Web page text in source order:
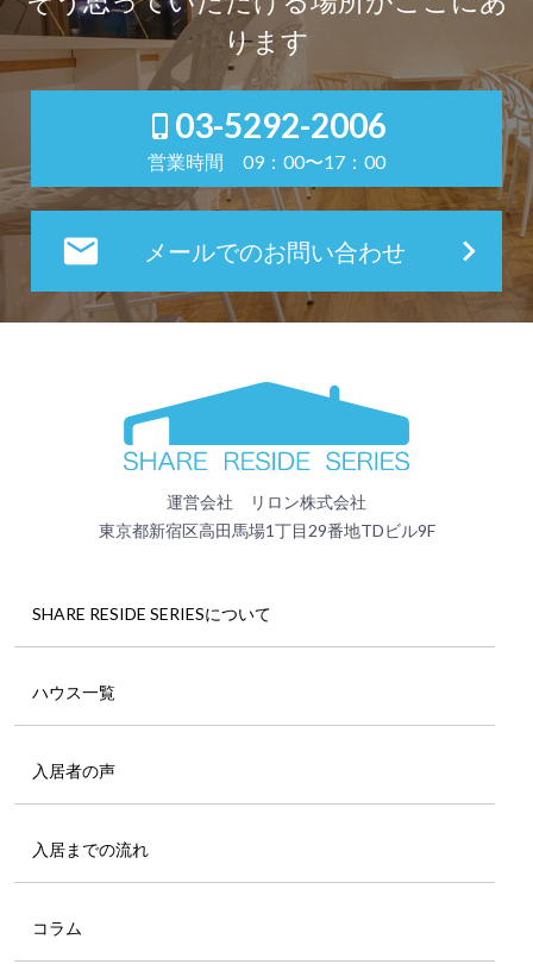
ります
phone_iphone 03-5292-2006
営業時間 09：00〜17：00
local_post_office メールでのお問い合わせ keyboard_arrow_right
運営会社 リロン株式会社
東京都新宿区高田馬場1丁目29番地TDビル9F
SHARE RESIDE SERIESについて
ハウス一覧
入居者の声
入居までの流れ
コラム